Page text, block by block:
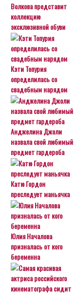
Волкова представит
коллекцию
эксклюзивной обуви
Кэти Топурия
определилась со
свадебным нарядом
Анджелина Джоли
назвала свой любимый
предмет гардероба
Катю Гордон
преследует маньячка
Юлия Началова
призналась от кого
беременна